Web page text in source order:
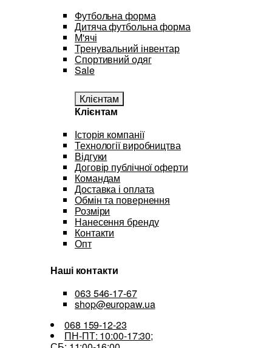
Футбольна форма
Дитяча футбольна форма
М'ячі
Тренувальний інвентар
Спортивний одяг
Sale
Клієнтам
Клієнтам
Історія компанії
Технології виробництва
Відгуки
Договір публічної оферти
Командам
Доставка і оплата
Обмін та повернення
Розміри
Нанесення бренду
Контакти
Опт
Наші контакти
063 546-17-67
shop@europaw.ua
068 159-12-23
ПН-ПТ: 10:00-17:30;